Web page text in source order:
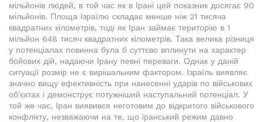
мільйонів людей, в той час як в Ірані цей показник досягає 90
мільйонів. Площа Ізраїлю складає менше ніж 21 тисяча
квадратних кілометрів, тоді як Іран займає територію в 1
мільйон 648 тисяч квадратних кілометрів. Така велика різниця
у потенціалах повинна була б суттєво вплинути на характер
бойових дій, надаючи Ірану певні переваги. Однак у даній
ситуації розмір не є вирішальним фактором. Ізраїль виявляє
значно вищу ефективність при нанесенні ударів по військових
об'єктах і демонструє потужніший наступальний потенціал. У
той же час, Іран виявився неготовим до відкритого військового
конфлікту, незважаючи на те, що іранський режим давно